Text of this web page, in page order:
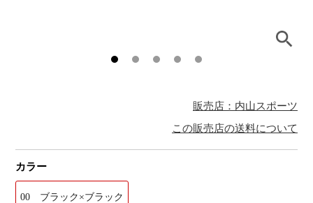
販売店：内山スポーツ
この販売店の送料について
カラー
00 ブラック×ブラック